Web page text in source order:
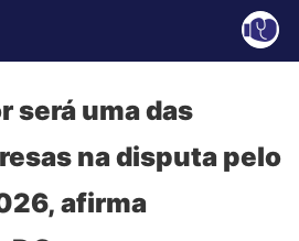
será uma das
na disputa pelo
afirma